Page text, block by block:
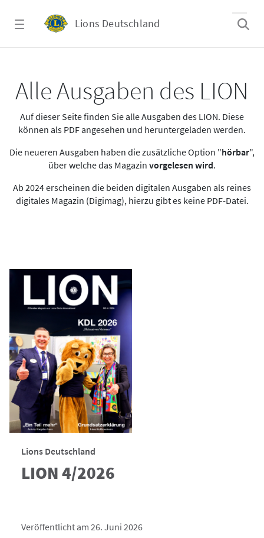
Lions Deutschland
Alle Ausgaben des LION
Auf dieser Seite finden Sie alle Ausgaben des LION. Diese
können als PDF angesehen und heruntergeladen werden.
Die neueren Ausgaben haben die zusätzliche Option "hörbar",
über welche das Magazin vorgelesen wird.
Ab 2024 erscheinen die beiden digitalen Ausgaben als reines
digitales Magazin (Digimag), hierzu gibt es keine PDF-Datei.
Lions Deutschland
LION 4/2026
Veröffentlicht am 26. Juni 2026